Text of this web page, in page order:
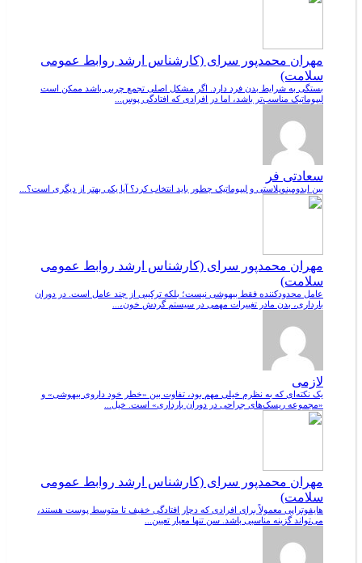
مهران محمدپور سرای (کارشناس ارشد روابط عمومی
سلامت)
بستگی به شرایط بدن فرد دارد. اگر مشکل اصلی تجمع چربی باشد ممکن است
لیپوماتیک مناسب‌تر باشد، اما در افرادی که افتادگی پوس...
سعادتی فر
بین ابدومینوپلاستی و لیپوماتیک چطور باید انتخاب کرد؟ آیا یکی بهتر از دیگری است؟...
مهران محمدپور سرای (کارشناس ارشد روابط عمومی
سلامت)
عامل محدودکننده فقط بیهوشی نیست؛ بلکه ترکیبی از چند عامل است. در دوران
بارداری، بدن مادر تغییرات مهمی در سیستم گردش خون،...
لازمی
یک نکته‌ای که به نظرم خیلی مهم بود، تفاوت بین «خطر خود داروی بیهوشی» و
«مجموعه ریسک‌های جراحی در دوران بارداری» است. خیل...
مهران محمدپور سرای (کارشناس ارشد روابط عمومی
سلامت)
هایفوتراپی معمولاً برای افرادی که دچار افتادگی خفیف تا متوسط پوست هستند،
می‌تواند گزینه مناسبی باشد. سن تنها معیار تعیین...